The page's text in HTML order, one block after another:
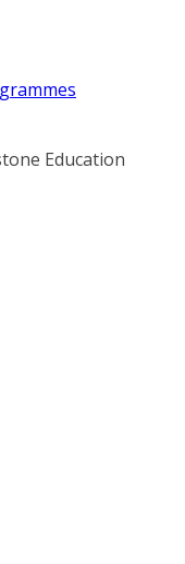
Education